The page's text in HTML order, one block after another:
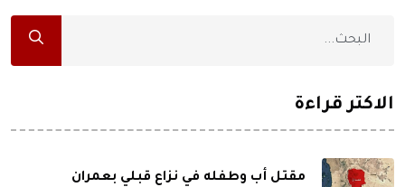
الاكثر قراءة
مقتل أب وطفله في نزاع قبلي بعمران